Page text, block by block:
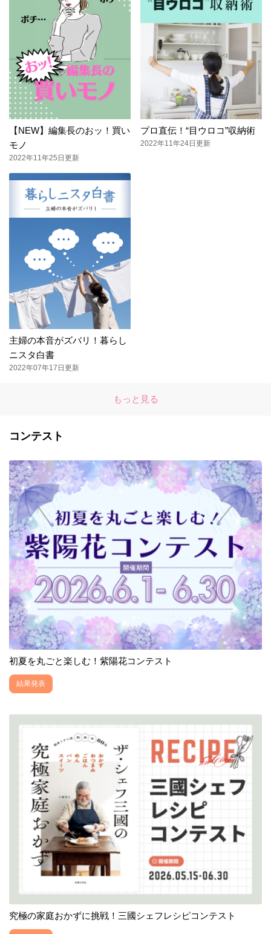
【NEW】編集長のおッ！買い
モノ
2022年11年25日更新
プロ直伝！“目ウロコ”収納術
2022年11年24日更新
主婦の本音がズバリ！暮らし
ニスタ白書
2022年07年17日更新
もっと見る
コンテスト
初夏を丸ごと楽しむ！紫陽花コンテスト
結果発表
究極の家庭おかずに挑戦！三國シェフレシピコンテスト